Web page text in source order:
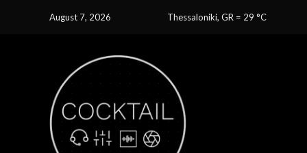
August 7, 2026 Thessaloniki, GR = 29 C